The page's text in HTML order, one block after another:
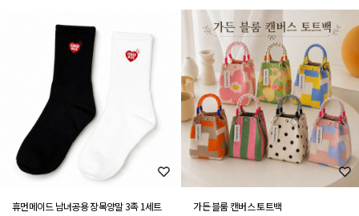
휴먼메이드 남녀공용 장목양말 3족 1세트 가든 블룸 캔버스 토트백